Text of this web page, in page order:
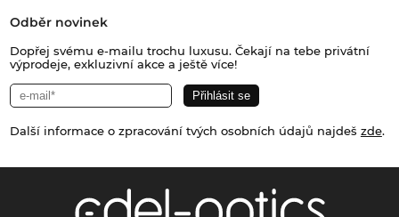
Odběr novinek
Dopřej svému e-mailu trochu luxusu. Čekají na tebe privátní
výprodeje, exkluzivní akce a ještě více!
Další informace o zpracování tvých osobních údajů najdeš zde.